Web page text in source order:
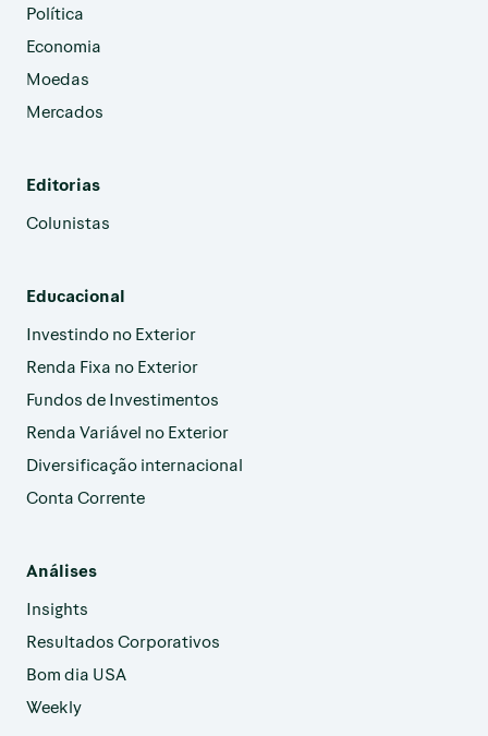
Política
Economia
Moedas
Mercados
Editorias
Colunistas
Educacional
Investindo no Exterior
Renda Fixa no Exterior
Fundos de Investimentos
Renda Variável no Exterior
Diversificação internacional
Conta Corrente
Análises
Insights
Resultados Corporativos
Bom dia USA
Weekly